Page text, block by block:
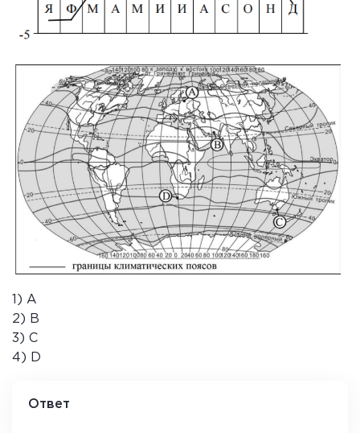
1) A
2) B
3) C
4) D
Ответ